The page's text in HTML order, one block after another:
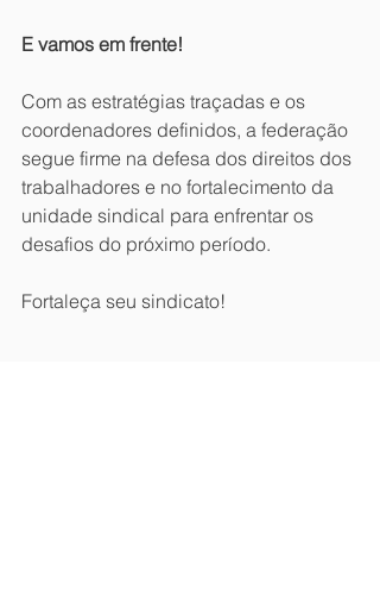
E vamos em frente!
Com as estratégias traçadas e os
coordenadores definidos, a federação
segue firme na defesa dos direitos dos
trabalhadores e no fortalecimento da
unidade sindical para enfrentar os
desafios do próximo período.
Fortaleça seu sindicato!